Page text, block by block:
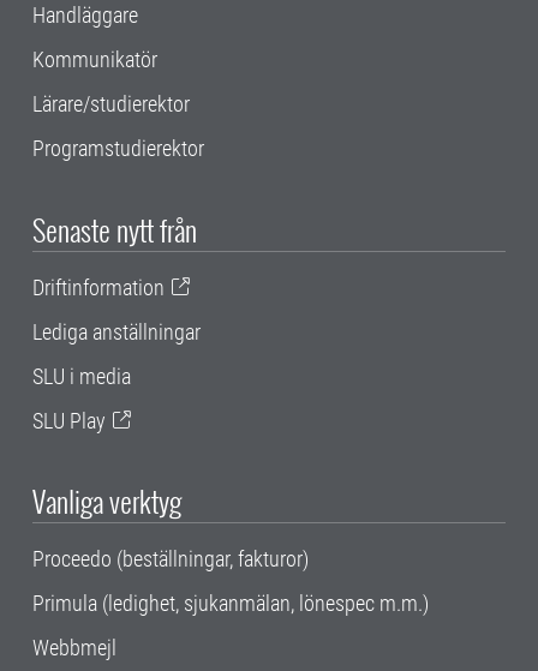
Handläggare
Kommunikatör
Lärare/studierektor
Programstudierektor
Senaste nytt från
Driftinformation
Lediga anställningar
SLU i media
SLU Play
Vanliga verktyg
Proceedo (beställningar, fakturor)
Primula (ledighet, sjukanmälan, lönespec m.m.)
Webbmejl